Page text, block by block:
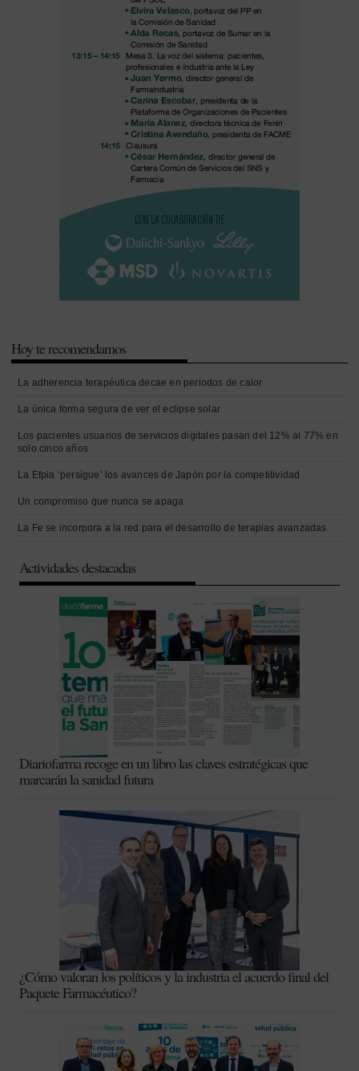
Hoy te recomendamos
La adherencia terapéutica decae en periodos de calor
La única forma segura de ver el eclipse solar
Los pacientes usuarios de servicios digitales pasan del 12% al 77% en
solo cinco años
La Efpia ‘persigue’ los avances de Japón por la competitividad
Un compromiso que nunca se apaga
La Fe se incorpora a la red para el desarrollo de terapias avanzadas
Actividades destacadas
Diariofarma recoge en un libro las claves estratégicas que
marcarán la sanidad futura
¿Cómo valoran los políticos y la industria el acuerdo final del
Paquete Farmacéutico?